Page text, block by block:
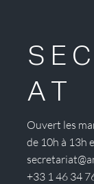
AT
Ouvert les
de 10h à 13h
+33 1 46 34